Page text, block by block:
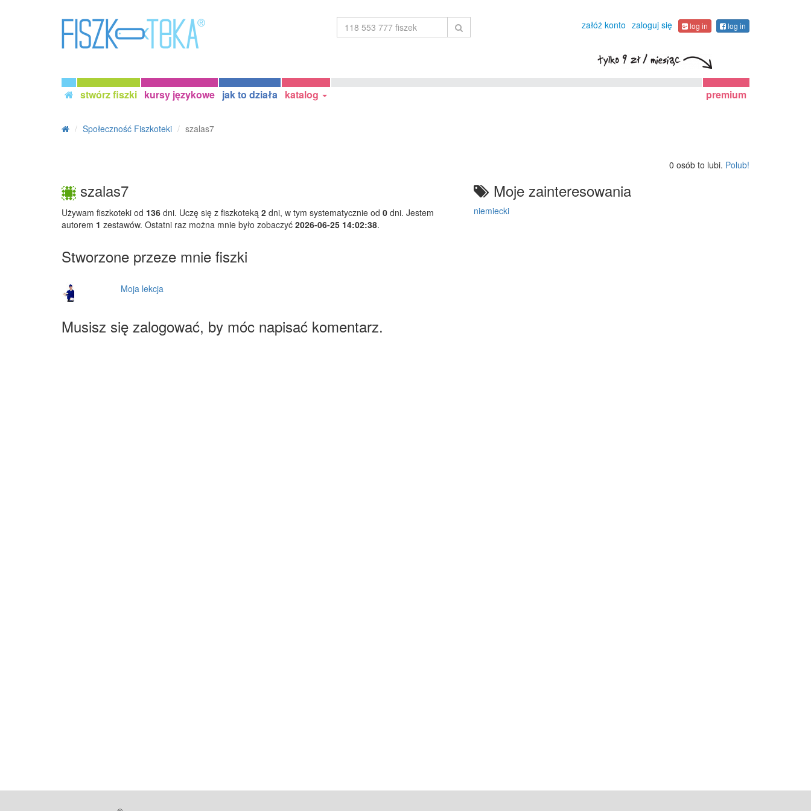
załóż konto zaloguj się log in log in
stwórz fiszki kursy językowe jak to działa katalog premium
Społeczność Fiszkoteki szalas7
0 osób to lubi. Polub!
szalas7
Używam fiszkoteki od 136 dni. Uczę się z fiszkoteką 2 dni, w tym systematycznie od 0 dni. Jestem
autorem 1 zestawów. Ostatni raz można mnie było zobaczyć 2026-06-25 14:02:38.
Moje zainteresowania
niemiecki
Stworzone przeze mnie fiszki
Moja lekcja
Musisz się zalogować, by móc napisać komentarz.